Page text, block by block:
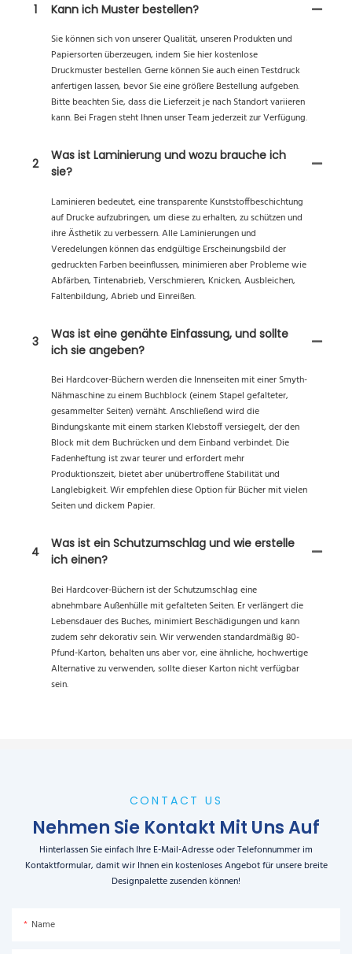
1
Kann ich Muster bestellen?
Sie können sich von unserer Qualität, unseren Produkten und
Papiersorten überzeugen, indem Sie hier kostenlose
Druckmuster bestellen. Gerne können Sie auch einen Testdruck
anfertigen lassen, bevor Sie eine größere Bestellung aufgeben.
Bitte beachten Sie, dass die Lieferzeit je nach Standort variieren
kann. Bei Fragen steht Ihnen unser Team jederzeit zur Verfügung.
2
Was ist Laminierung und wozu brauche ich
sie?
Laminieren bedeutet, eine transparente Kunststoffbeschichtung
auf Drucke aufzubringen, um diese zu erhalten, zu schützen und
ihre Ästhetik zu verbessern. Alle Laminierungen und
Veredelungen können das endgültige Erscheinungsbild der
gedruckten Farben beeinflussen, minimieren aber Probleme wie
Abfärben, Tintenabrieb, Verschmieren, Knicken, Ausbleichen,
Faltenbildung, Abrieb und Einreißen.
3
Was ist eine genähte Einfassung, und sollte
ich sie angeben?
Bei Hardcover-Büchern werden die Innenseiten mit einer Smyth-
Nähmaschine zu einem Buchblock (einem Stapel gefalteter,
gesammelter Seiten) vernäht. Anschließend wird die
Bindungskante mit einem starken Klebstoff versiegelt, der den
Block mit dem Buchrücken und dem Einband verbindet. Die
Fadenheftung ist zwar teurer und erfordert mehr
Produktionszeit, bietet aber unübertroffene Stabilität und
Langlebigkeit. Wir empfehlen diese Option für Bücher mit vielen
Seiten und dickem Papier.
4
Was ist ein Schutzumschlag und wie erstelle
ich einen?
Bei Hardcover-Büchern ist der Schutzumschlag eine
abnehmbare Außenhülle mit gefalteten Seiten. Er verlängert die
Lebensdauer des Buches, minimiert Beschädigungen und kann
zudem sehr dekorativ sein. Wir verwenden standardmäßig 80-
Pfund-Karton, behalten uns aber vor, eine ähnliche, hochwertige
Alternative zu verwenden, sollte dieser Karton nicht verfügbar
sein.
CONTACT US
Nehmen Sie Kontakt Mit Uns Auf
Hinterlassen Sie einfach Ihre E-Mail-Adresse oder Telefonnummer im
Kontaktformular, damit wir Ihnen ein kostenloses Angebot für unsere breite
Designpalette zusenden können!
Name